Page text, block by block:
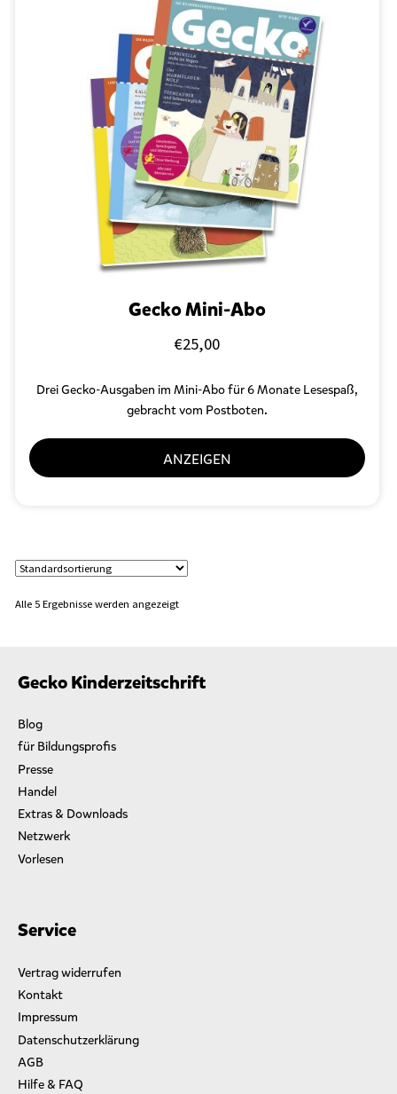
Gecko Mini-Abo
€25,00
Drei Gecko-Ausgaben im Mini-Abo für 6 Monate Lesespaß,
gebracht vom Postboten.
ANZEIGEN
Alle 5 Ergebnisse werden angezeigt
Gecko Kinderzeitschrift
Blog
für Bildungsprofis
Presse
Handel
Extras & Downloads
Netzwerk
Vorlesen
Service
Vertrag widerrufen
Kontakt
Impressum
Datenschutzerklärung
AGB
Hilfe & FAQ